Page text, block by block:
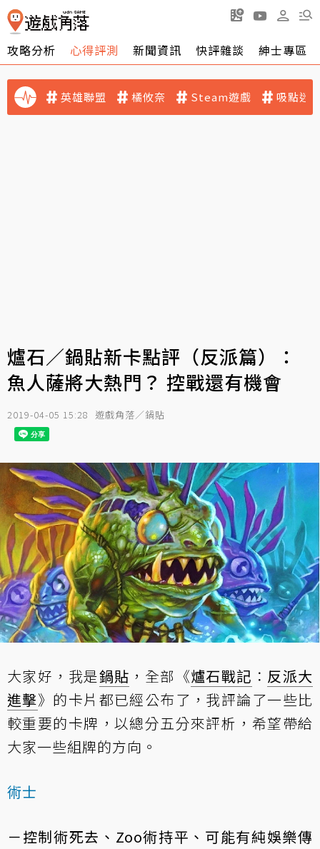
攻略分析 心得評測 新聞資訊 快評雜談 紳士專區
英雄聯盟 橘攸奈 Steam遊戲 吸點迷
爐石／鍋貼新卡點評（反派篇）：
魚人薩將大熱門？ 控戰還有機會
2019-04-05 15:28 遊戲角落／鍋貼
大家好，我是鍋貼 ，全部《爐石戰記 ： 反派大
進擊》的卡片都已經公布了，我評論了一些比
較重要的卡牌，以總分五分來評析，希望帶給
大家一些組牌的方向。
術士
－控制術死去、Zoo術持平、可能有純娛樂傳